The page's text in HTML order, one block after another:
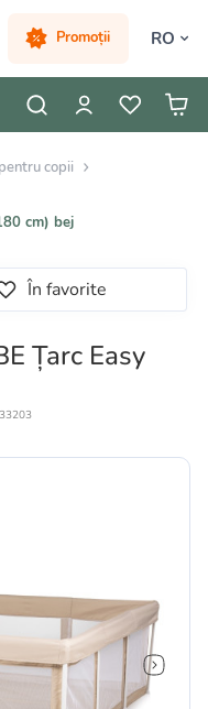
Promoții RO
copii
cm) bej
În favorite
Țarc Easy